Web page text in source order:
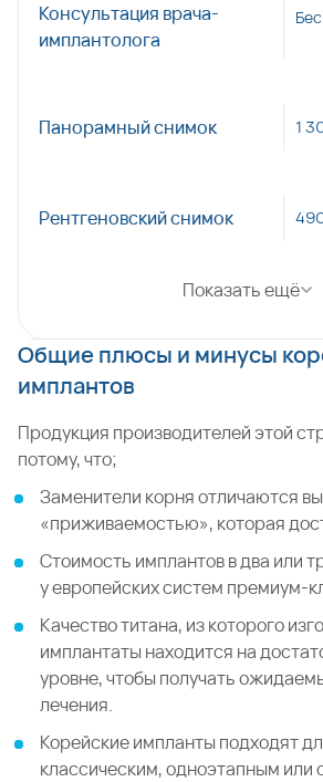
Консультация врача-
имплантолога
Панорамный снимок 1
Рентгеновский снимок
Показать ещё
Общие плюсы и минусы
имплантов
Продукция производителей этой
потому, что;
Заменители корня отличаются
«приживаемостью», которая
Стоимость имплантов в два или
у европейских систем премиум-
Качество титана, из которого
имплантаты находится на
уровне, чтобы получать
лечения.
Корейские импланты подходят
классическим, одноэтапным